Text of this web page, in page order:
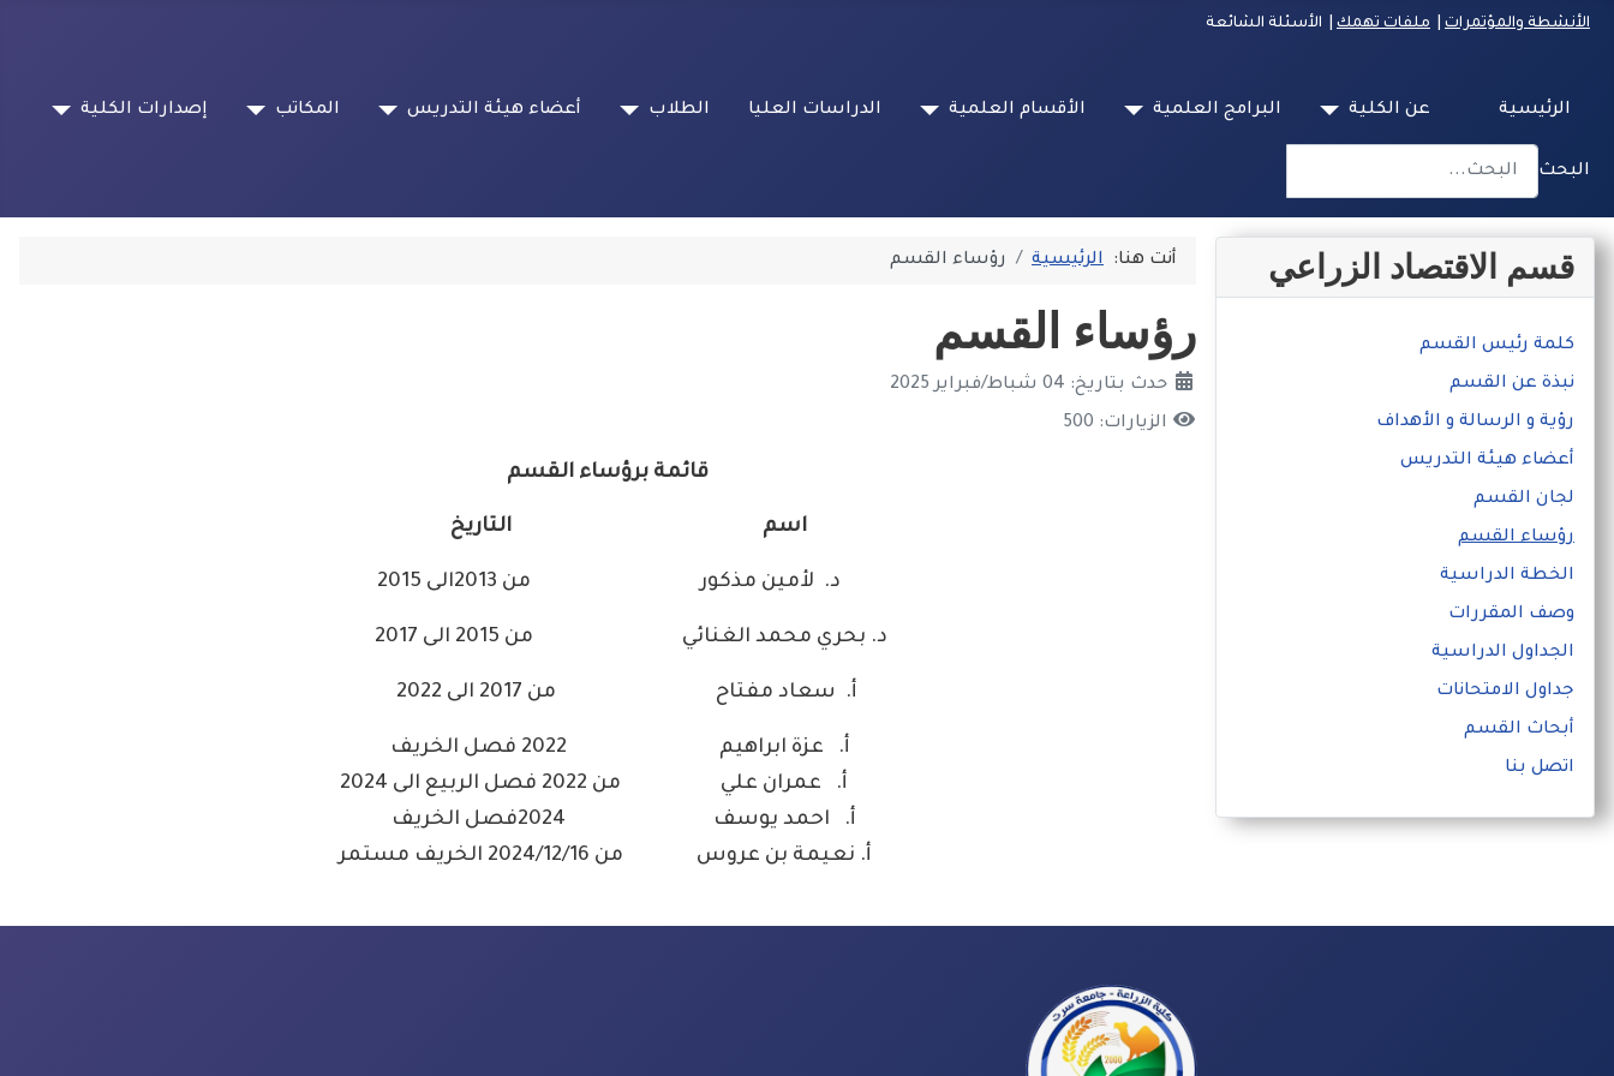
الأنشطة والمؤتمرات ملفات تهمك | الأسئلة الشائعة
الرئيسية عن الكلية البرامج العلمية الأقسام العلمية الدراسات العليا الطلاب أعضاء هيئة التدريس المكاتب إصدارات الكلية
البحث
قسم الاقتصاد الزراعي
كلمة رئيس القسم
نبذة عن القسم
رؤية و الرسالة و الأهداف
أعضاء هيئة التدريس
لجان القسم
رؤساء القسم
الخطة الدراسية
وصف المقررات
الجداول الدراسية
جداول الامتحانات
أبحاث القسم
اتصل بنا
أنت هنا: الرئيسية رؤساء القسم
رؤساء القسم
حدث بتاريخ: 04 شباط/فبراير 2025
الزيارات: 500
قائمة برؤساء القسم
اسم التاريخ
د. لأمين مذكور من 2013الى 2015
د. بحري محمد الغنائي من 2015 الى 2017
أ‌. سعاد مفتاح من 2017 الى 2022
أ‌. عزة ابراهيم
أ‌. عمران علي
من 2022 فصل الربيع الى 2024
أ‌. احمد يوسف
أ‌. نعيمة بن عروس
من 2024/12/16 الخريف مستمر